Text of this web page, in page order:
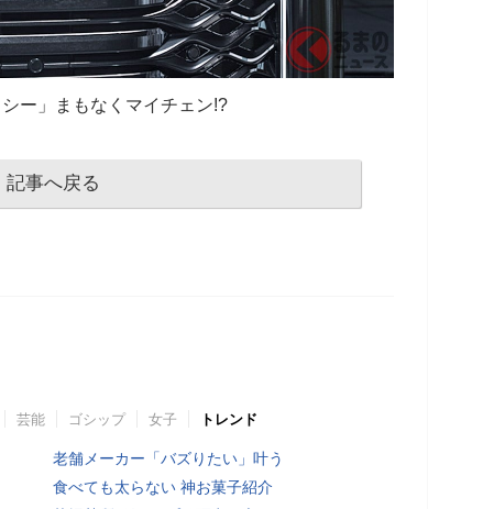
ー」まもなくマイチェン!?
記事へ戻る
芸能 ゴシップ 女子 トレンド
老舗メーカー「バズりたい」叶う
食べても太らない 神お菓子紹介